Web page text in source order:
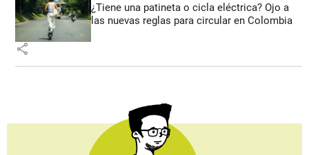
¿Tiene una patineta o cicla eléctrica? Ojo a
las nuevas reglas para circular en Colombia
share